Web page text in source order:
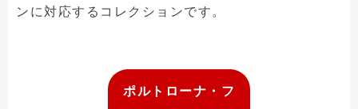
ンに対応するコレクションです。
ポルトローナ・フ